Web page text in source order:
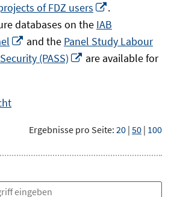
of FDZ users
neuem
Fenster
öffnen
.
databases on the IAB
In
neuem
Fenster
and the Panel Study Labour
(PASS)
In
are available for
Ergebnisse pro Seite: 20 | 50 | 100